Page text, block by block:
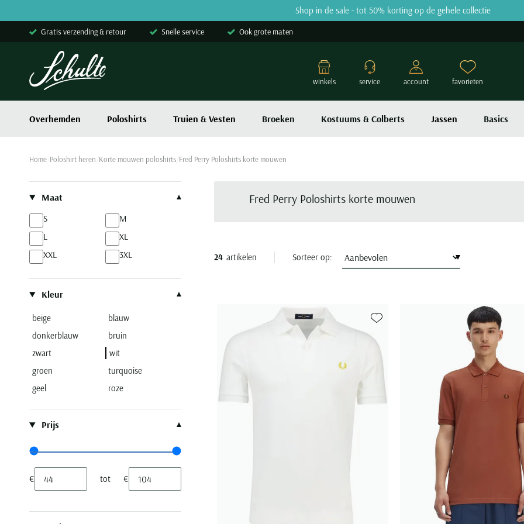
Shop in de sale - tot 50% korting op de gehele collectie
Gratis verzending & retour Snelle service Ook grote maten
Overhemden Poloshirts Truien & Vesten Broeken Kostuums & Colberts Jassen Basics
winkels service account favorieten
Home Poloshirt heren Korte mouwen poloshirts Fred Perry Poloshirts korte mouwen
Fred Perry Poloshirts korte mouwen
Maat
S
M
L
XL
XXL
3XL
Kleur
beige
blauw
donkerblauw
bruin
zwart
wit
groen
turquoise
geel
roze
Prijs
Range slider min value
Range slider max value
Minimum value input
€ tot
Maximum value input
€
24 artikelen Sorteer op: